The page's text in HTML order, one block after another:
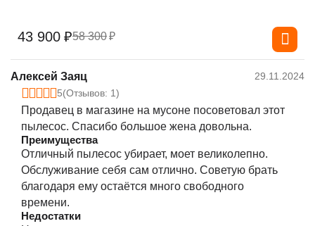
43 900 ₽58 300₽
Алексей Заяц
29.11.2024
5(Отзывов: 1)
Продавец в магазине на мусоне посоветовал этот
пылесос. Спасибо большое жена довольна.
Преимущества
Отличный пылесос убирает, моет великолепно.
Обслуживание себя сам отлично. Советую брать
благодаря ему остаётся много свободного
времени.
Недостатки